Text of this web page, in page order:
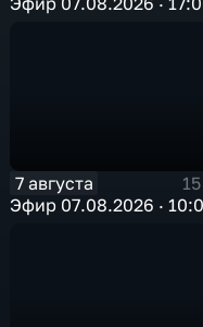
7 августа
Эфир 07.08.2026 ·